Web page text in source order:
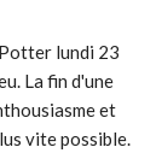
lundi 23
La fin d'une
et
vite possible.